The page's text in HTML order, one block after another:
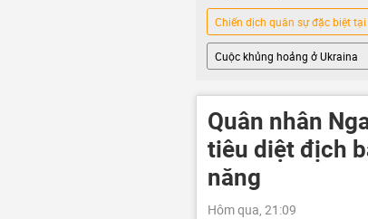
Chiến dịch quân sự đặc biệt
Cuộc khủng hoảng ở Ukraina
Quân nhân
tiêu diệt địch
năng
Hôm qua, 21:09